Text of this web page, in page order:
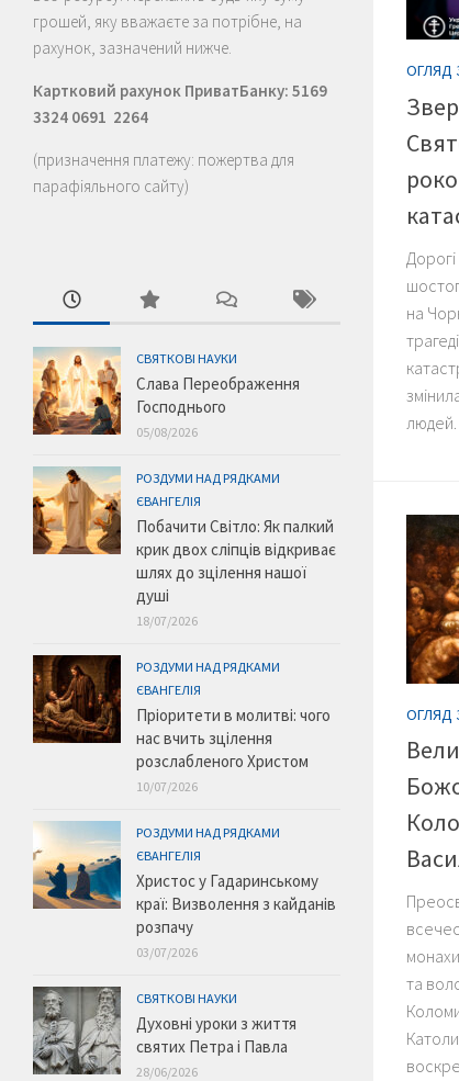
ОГЛЯД
на
людей.
ОГЛЯД
та
грошей, яку вважаєте за потрібне, на
рахунок, зазначений нижче.
Картковий рахунок ПриватБанку: 5169
3324 0691 2264
(призначення платежу: пожертва для
парафіяльного сайту)
СВЯТКОВІ НАУКИ
Слава Переображення
Господнього
05/08/2026
РОЗДУМИ НАД РЯДКАМИ
ЄВАНГЕЛІЯ
Побачити Світло: Як палкий
крик двох сліпців відкриває
шлях до зцілення нашої
душі
18/07/2026
РОЗДУМИ НАД РЯДКАМИ
ЄВАНГЕЛІЯ
Пріоритети в молитві: чого
нас вчить зцілення
розслабленого Христом
10/07/2026
РОЗДУМИ НАД РЯДКАМИ
ЄВАНГЕЛІЯ
Христос у Гадаринському
краї: Визволення з кайданів
розпачу
03/07/2026
СВЯТКОВІ НАУКИ
Духовні уроки з життя
святих Петра і Павла
28/06/2026